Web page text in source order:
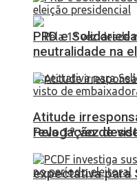
Pela 1ª vez
expectativa para
PRD e
neutralidade na
Atitude
revogação de